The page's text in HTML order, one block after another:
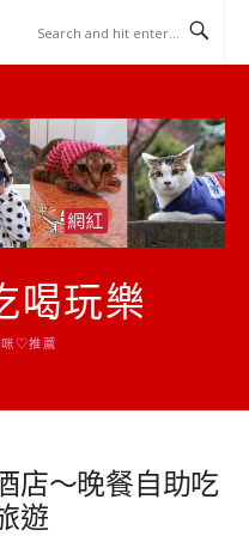
喝玩樂
♡推薦
店～晚餐自助吃
遊